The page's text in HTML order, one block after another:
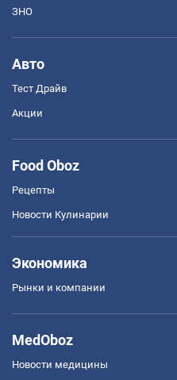
ЗНО
Авто
Тест Драйв
Акции
Food Oboz
Рецепты
Новости Кулинарии
Экономика
Рынки и компании
MedOboz
Новости медицины